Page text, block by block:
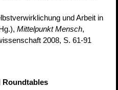
und Arbeit in
Mittelpunkt Mensch,
2008, S. 61-91
Roundtables